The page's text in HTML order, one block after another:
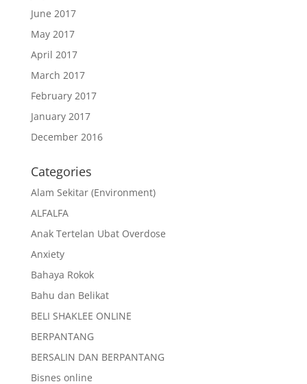
June 2017
May 2017
April 2017
March 2017
February 2017
January 2017
December 2016
Categories
Alam Sekitar (Environment)
ALFALFA
Anak Tertelan Ubat Overdose
Anxiety
Bahaya Rokok
Bahu dan Belikat
BELI SHAKLEE ONLINE
BERPANTANG
BERSALIN DAN BERPANTANG
Bisnes online